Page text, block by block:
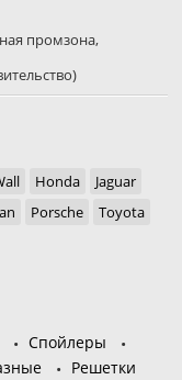
промзона,
Honda
Jaguar
Porsche
Toyota
Спойлеры
Решетки